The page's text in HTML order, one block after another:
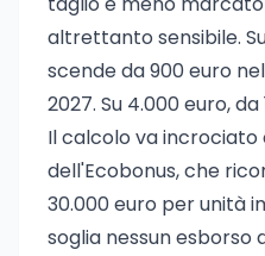
altrettanto sensibile.
scende da 900 euro
2027. Su 4.000 euro,
Il calcolo va incrociato
dell'Ecobonus, che
30.000 euro per unità
soglia nessun esborso